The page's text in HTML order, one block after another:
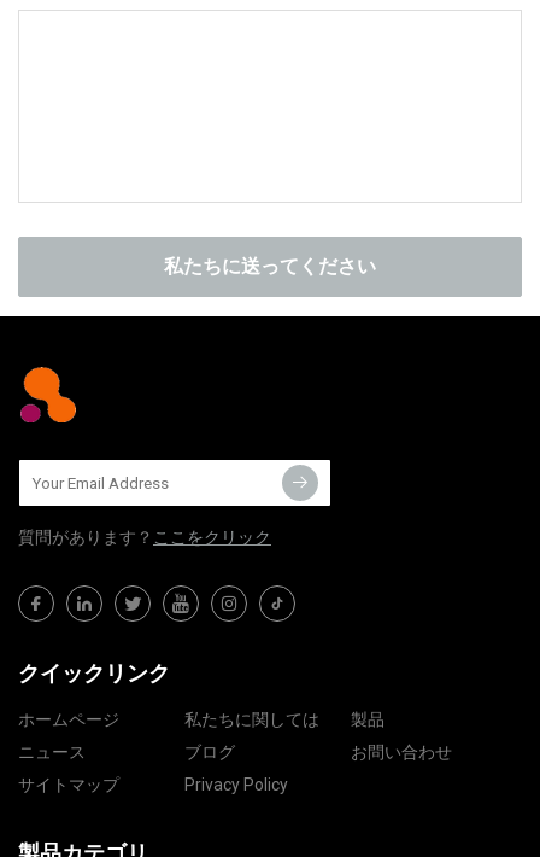
私たちに送ってください
質問​​があります？ ここをクリック
クイックリンク
ホームページ 私たちに関しては
製品
ニュース
ブログ
お問い合わせ
サイトマップ
Privacy Policy